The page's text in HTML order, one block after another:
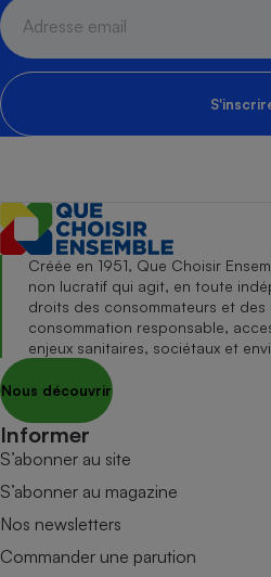
Créée en 1951, Que Choisir
non lucratif qui agit, en toute
droits des consommateurs et
consommation responsable,
enjeux sanitaires, sociétaux et
Nous découvrir
Informer
S’abonner au site
S’abonner au magazine
Nos newsletters
Commander une parution